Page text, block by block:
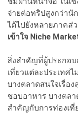
จ่ายต่อทริปสูงกว่านั
ได้ไปยังหลายภาคส่
เข้าใจ Niche
สิ่งสำคัญที่ผู้ประกอบ
เที่ยวแต่ละประเทศ
บางตลาดสนใจเรื่อ
ชอบอาหาร บางตล
สำคัญกับการท่องเที่